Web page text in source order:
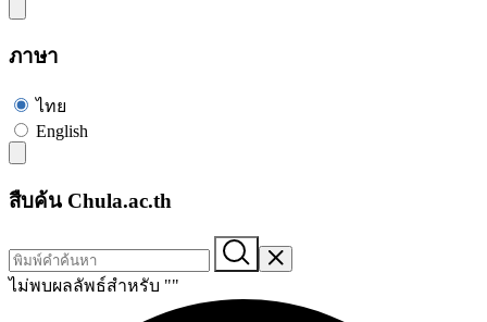
ภาษา
ไทย
English
สืบค้น Chula.ac.th
ไม่พบผลลัพธ์สำหรับ ""